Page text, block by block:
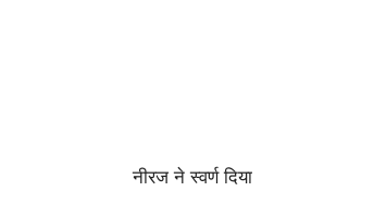
नीरज ने स्वर्ण दिया